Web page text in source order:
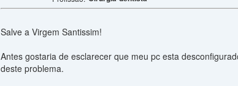
Salve a Virgem Santissim!
Antes gostaria de esclarecer que meu pc esta
deste problema.